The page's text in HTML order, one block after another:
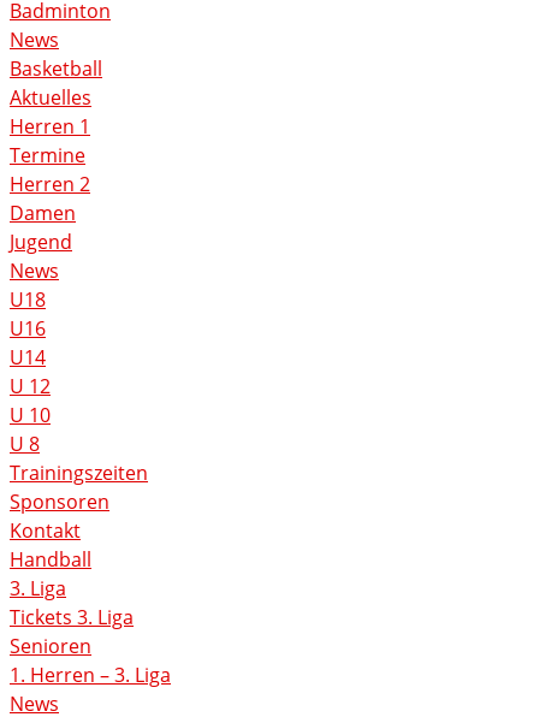
Badminton
News
Basketball
Aktuelles
Herren 1
Termine
Herren 2
Damen
Jugend
News
U18
U16
U14
U 12
U 10
U 8
Trainingszeiten
Sponsoren
Kontakt
Handball
3. Liga
Tickets 3. Liga
Senioren
1. Herren – 3. Liga
News